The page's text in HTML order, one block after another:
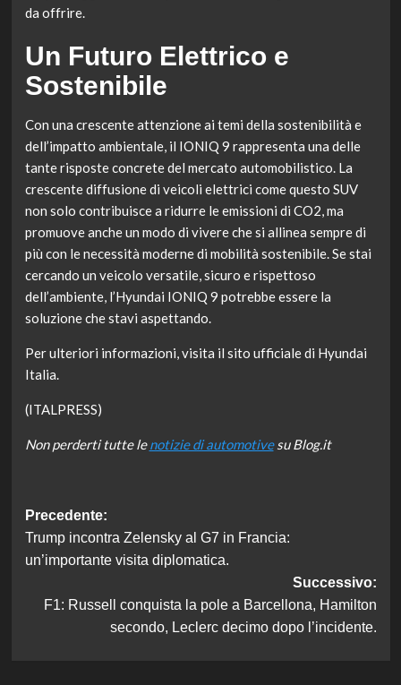
da offrire.
Un Futuro Elettrico e
Sostenibile
Con una crescente attenzione ai temi della sostenibilità e
dell’impatto ambientale, il IONIQ 9 rappresenta una delle
tante risposte concrete del mercato automobilistico. La
crescente diffusione di veicoli elettrici come questo SUV
non solo contribuisce a ridurre le emissioni di CO2, ma
promuove anche un modo di vivere che si allinea sempre di
più con le necessità moderne di mobilità sostenibile. Se stai
cercando un veicolo versatile, sicuro e rispettoso
dell’ambiente, l’Hyundai IONIQ 9 potrebbe essere la
soluzione che stavi aspettando.
Per ulteriori informazioni, visita il sito ufficiale di Hyundai
Italia.
(ITALPRESS)
Non perderti tutte lenotizie di automotivesu Blog.it
Navigazione
articolo
Precedente:
Trump incontra Zelensky al G7 in Francia:
un’importante visita diplomatica.
Successivo:
F1: Russell conquista la pole a Barcellona, Hamilton
secondo, Leclerc decimo dopo l’incidente.